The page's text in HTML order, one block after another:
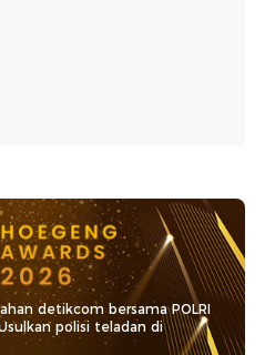
detikcom bersama POLRI
polisi teladan di